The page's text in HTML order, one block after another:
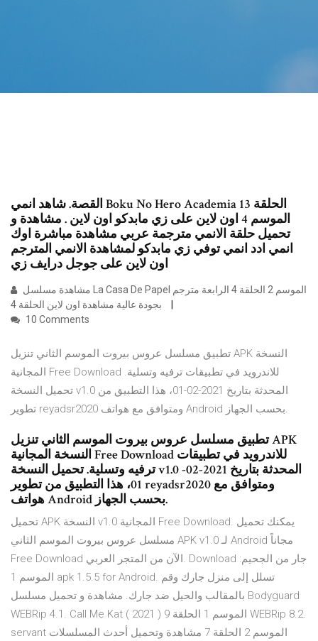
القصة. شاهد انمي Boku No Hero Academia الحلقة 13
الموسم 4 اون لاين على زي مابدكو اون لاين . مشاهدة و
تحميل حلقة الانمي مترجمة عربي مشاهدة مباشرة اوك
انمي ادد انمي توفي زي مابدكو لمشاهدة الانمي المترجم
اون لاين على جوجل درايف زي
10 Comments
تطبيق مسلسل عروس بيروت الموسم الثاني تنزيل APK النسخة
المجانية Free Download للاندرويد في تطبيقات ترفيه وتسلية.
تحميل النسخة v1.0 المحدثة بتاريخ 2021-02-01، هذا التطبيق من
تطوير reyadsr2020 ومتوافق مع هواتف Android بحسب الجهاز.
تطبيق مسلسل عروس بيروت الموسم الثاني تنزيل APK
النسخة المجانية Free Download للاندرويد في تطبيقات
ترفيه وتسلية. تحميل النسخة v1.0 المحدثة بتاريخ 2021-02-
01، هذا التطبيق من تطوير reyadsr2020 ومتوافق مع
هواتف Android بحسب الجهاز.
تحميل APK النسخة v1.0 المجانية Free Download. يمكنك تحميل
مسلسل عروس بيروت الموسم الثاني APK v1.0 لـ Android مجاناً
Free Download الآن من المتجر العربي. Download جار من الجحيم:
الموسم 1 apk 1.5.5 for Android. تسلل إلى منزل جارك وقم
بالمقالب والحيل ضد جارك. مشاهدة و تحميل مسلسل Bodyguard
WEBRip 4.1. Call Me Kat الموسم 1 الحلقة 9 ( 2021 ) WEBRip 8.2.
servant الموسم 2 الحلقة 7 مشاهدة وتحميل أحدث المسلسلات